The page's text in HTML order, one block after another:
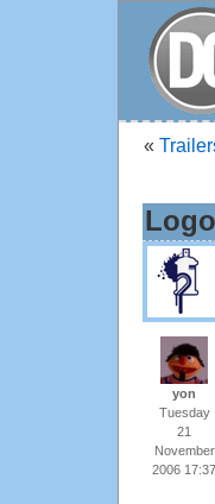
«
yon
Tuesday
21
November
2006 17:37